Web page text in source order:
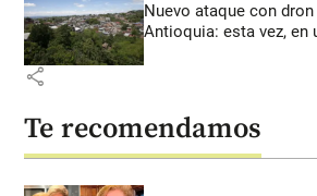
Nuevo ataque con
Antioquia: esta vez, en
share
Te recomendamos